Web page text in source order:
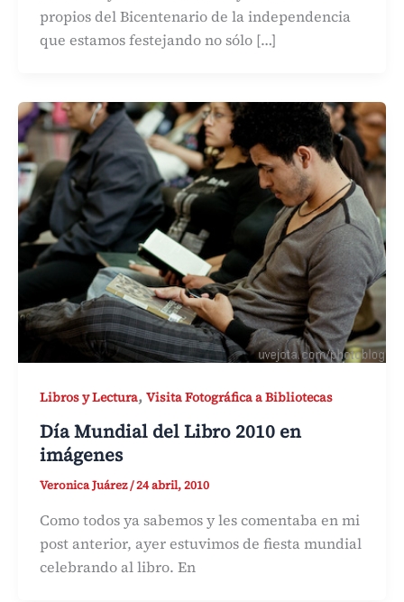
propios del Bicentenario de la independencia
que estamos festejando no sólo […]
Libros y Lectura, Visita Fotográfica a Bibliotecas
Día Mundial del Libro 2010 en
imágenes
Veronica Juárez/24 abril, 2010
Como todos ya sabemos y les comentaba en mi
post anterior, ayer estuvimos de fiesta mundial
celebrando al libro. En